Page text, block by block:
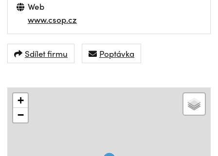
Web
www.csop.cz
Sdílet firmu Poptávka
+
−